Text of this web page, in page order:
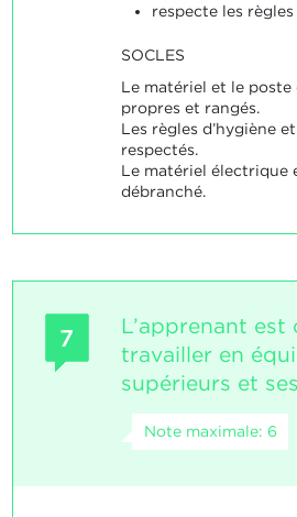
respecte les règles
SOCLES
Le matériel et le
propres et rangés.
Les règles d’hygiène
respectés.
Le matériel électrique
débranché.
7
L’apprenant est
travailler en
supérieurs et
Note maximale: 6